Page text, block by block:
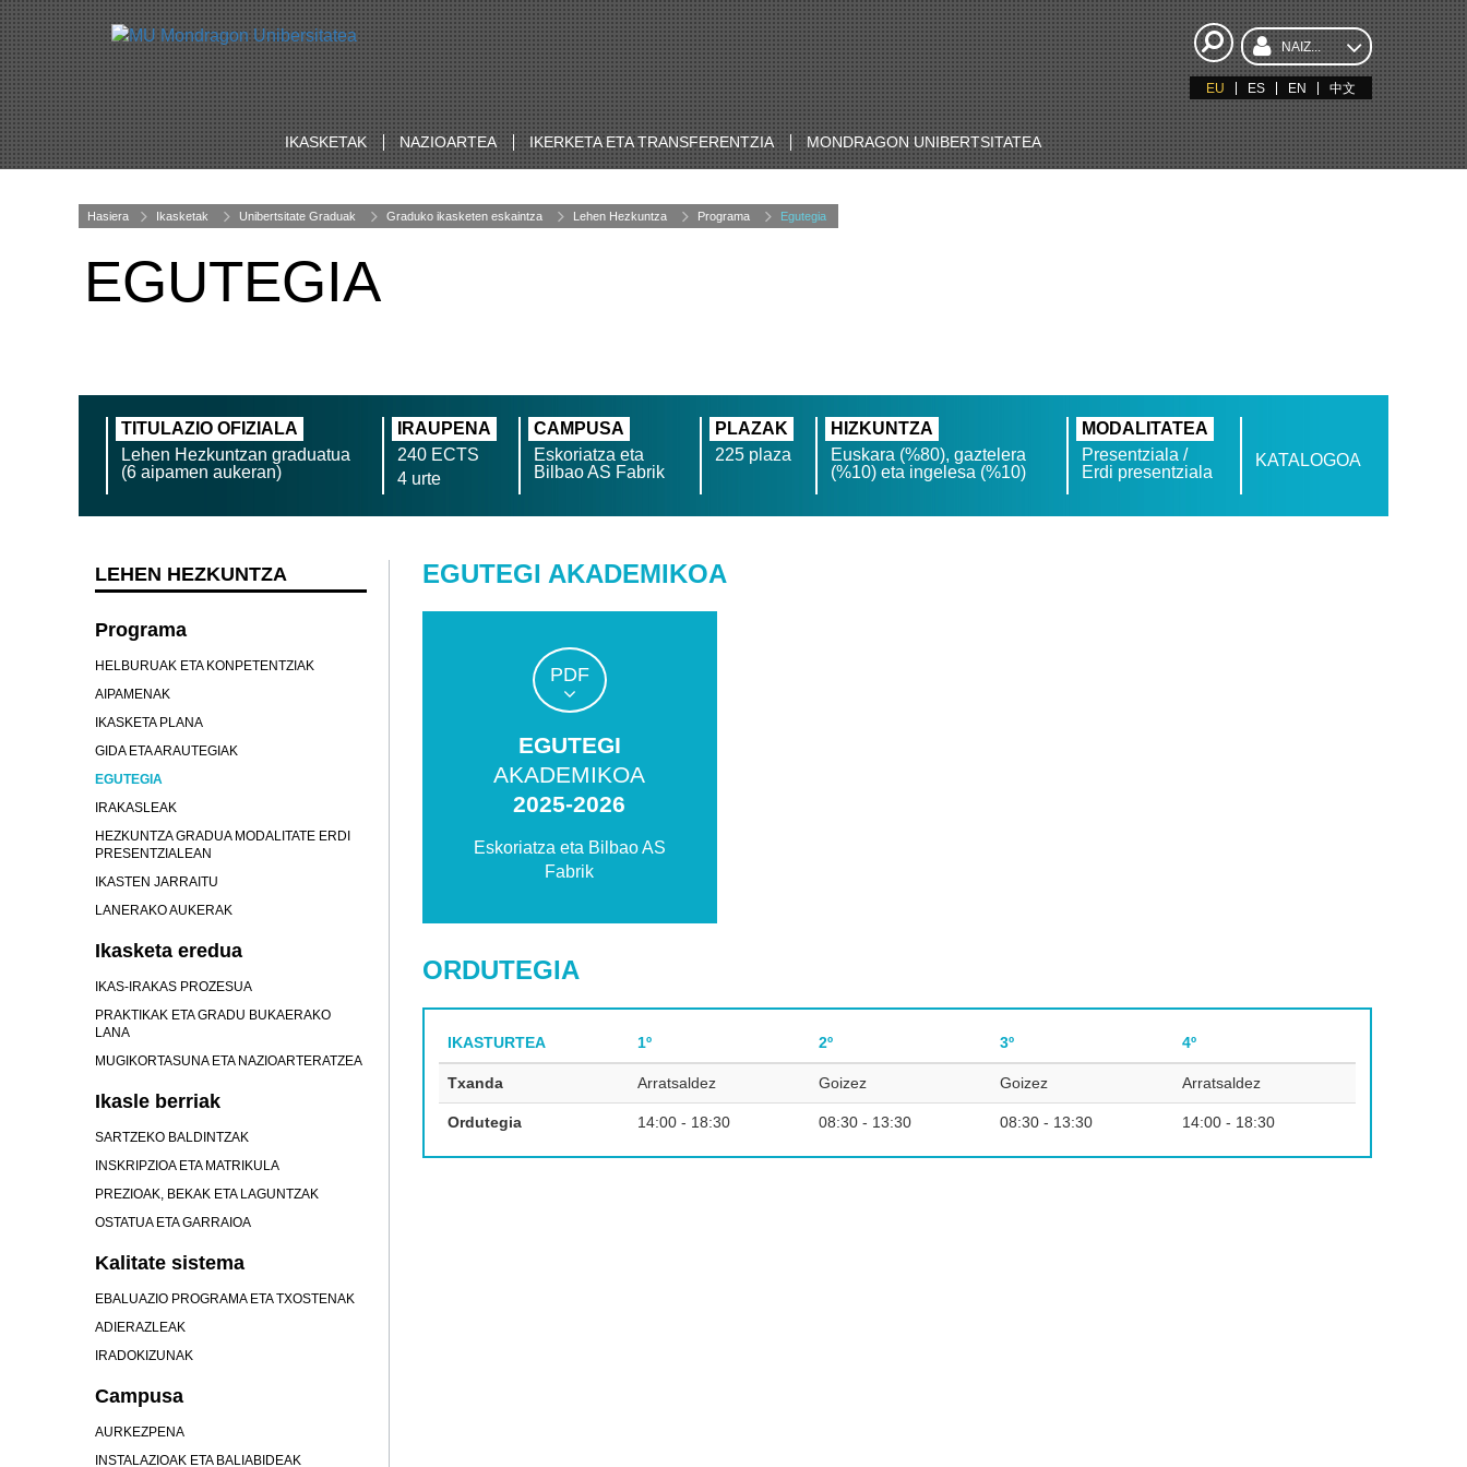
NAIZ...
EU ES EN 中文
IKASKETAK NAZIOARTEA IKERKETA ETA TRANSFERENTZIA MONDRAGON UNIBERTSITATEA
Hasiera Ikasketak Unibertsitate Graduak Graduko ikasketen eskaintza Lehen Hezkuntza Programa Egutegia
EGUTEGIA
TITULAZIO OFIZIALA
Lehen Hezkuntzan graduatua
(6 aipamen aukeran)
IRAUPENA
240 ECTS
4 urte
CAMPUSA
Eskoriatza eta
Bilbao AS Fabrik
PLAZAK
225 plaza
HIZKUNTZA
Euskara (%80), gaztelera
(%10) eta ingelesa (%10)
MODALITATEA
Presentziala /
Erdi presentziala
KATALOGOA
EGUTEGI AKADEMIKOA
PDF
EGUTEGI
AKADEMIKOA
2025-2026
Eskoriatza eta Bilbao AS
Fabrik
ORDUTEGIA
IKASTURTEA 1º 2º 3º 4º
Txanda Arratsaldez Goizez Goizez Arratsaldez
Ordutegia 14:00 - 18:30 08:30 - 13:30 08:30 - 13:30 14:00 - 18:30
LEHEN HEZKUNTZA
Programa
HELBURUAK ETA KONPETENTZIAK
AIPAMENAK
IKASKETA PLANA
GIDA ETA ARAUTEGIAK
EGUTEGIA
IRAKASLEAK
HEZKUNTZA GRADUA MODALITATE ERDI
PRESENTZIALEAN
IKASTEN JARRAITU
LANERAKO AUKERAK
Ikasketa eredua
IKAS-IRAKAS PROZESUA
PRAKTIKAK ETA GRADU BUKAERAKO
LANA
MUGIKORTASUNA ETA NAZIOARTERATZEA
Ikasle berriak
SARTZEKO BALDINTZAK
INSKRIPZIOA ETA MATRIKULA
PREZIOAK, BEKAK ETA LAGUNTZAK
OSTATUA ETA GARRAIOA
Kalitate sistema
EBALUAZIO PROGRAMA ETA TXOSTENAK
ADIERAZLEAK
IRADOKIZUNAK
Campusa
AURKEZPENA
INSTALAZIOAK ETA BALIABIDEAK